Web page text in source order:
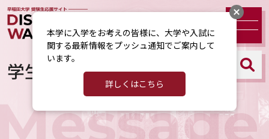
学生メッセージ
本学に入学をお考えの皆様に、大学や入試に
関する最新情報をプッシュ通知でご案内して
います。
詳しくはこちら